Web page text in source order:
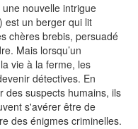
nouvelle intrigue
est un berger qui lit
chères brebis, persuadé
Mais lorsqu’un
vie à la ferme, les
détectives. En
des suspects humains, ils
s'avérer être de
des énigmes criminelles.